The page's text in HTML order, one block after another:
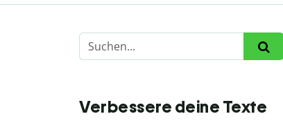
Verbessere deine Texte